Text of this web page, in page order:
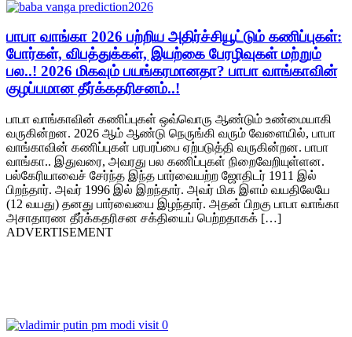
பாபா வாங்கா 2026 பற்றிய அதிர்ச்சியூட்டும் கணிப்புகள்:
போர்கள், விபத்துக்கள், இயற்கை பேரழிவுகள் மற்றும்
பல..! 2026 மிகவும் பயங்கரமானதா? பாபா வாங்காவின்
குழப்பமான தீர்க்கதரிசனம்..!
பாபா வாங்காவின் கணிப்புகள் ஒவ்வொரு ஆண்டும் உண்மையாகி
வருகின்றன. 2026 ஆம் ஆண்டு நெருங்கி வரும் வேளையில், பாபா
வாங்காவின் கணிப்புகள் பரபரப்பை ஏற்படுத்தி வருகின்றன. பாபா
வாங்கா.. இதுவரை, அவரது பல கணிப்புகள் நிறைவேறியுள்ளன.
பல்கேரியாவைச் சேர்ந்த இந்த பார்வையற்ற ஜோதிடர் 1911 இல்
பிறந்தார். அவர் 1996 இல் இறந்தார். அவர் மிக இளம் வயதிலேயே
(12 வயது) தனது பார்வையை இழந்தார். அதன் பிறகு பாபா வாங்கா
அசாதாரண தீர்க்கதரிசன சக்தியைப் பெற்றதாகக் […]
ADVERTISEMENT